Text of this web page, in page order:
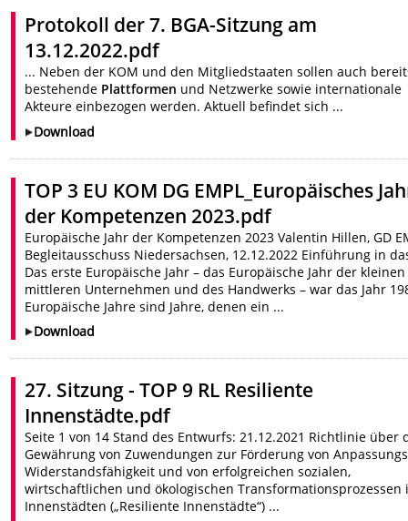
Protokoll der 7. BGA-Sitzung am
13.12.2022.pdf
... Neben der KOM und den Mitgliedstaaten sollen auch
bestehende Plattformen und Netzwerke sowie internationale
Akteure einbezogen werden. Aktuell befindet sich ...
Download
TOP 3 EU KOM DG EMPL_Europäisches
der Kompetenzen 2023.pdf
Europäische Jahr der Kompetenzen 2023 Valentin Hillen, GD
Begleitausschuss Niedersachsen, 12.12.2022 Einführung in
Das erste Europäische Jahr – das Europäische Jahr der
mittleren Unternehmen und des Handwerks – war das Jahr
Europäische Jahre sind Jahre, denen ein ...
Download
27. Sitzung - TOP 9 RL Resiliente
Innenstädte.pdf
Seite 1 von 14 Stand des Entwurfs: 21.12.2021 Richtlinie über
Gewährung von Zuwendungen zur Förderung von
Widerstandsfähigkeit und von erfolgreichen sozialen,
wirtschaftlichen und ökologischen Transformationsprozessen
Innenstädten („Resiliente Innenstädte“) ...